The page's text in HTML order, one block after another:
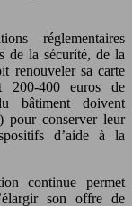
réglementaires
de la sécurité, de la
renouveler sa carte
200-400 euros de
bâtiment doivent
pour conserver leur
d’aide à la
continue permet
son offre de